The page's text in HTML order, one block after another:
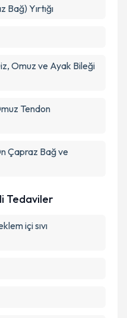
Yırtığı
Omuz ve Ayak Bileği
Tendon
Çapraz Bağ ve
Tedaviler
içi sıvı